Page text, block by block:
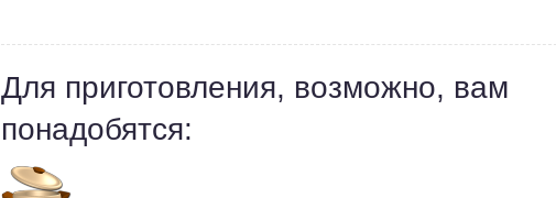
Для приготовления, возможно, вам
понадобятся: